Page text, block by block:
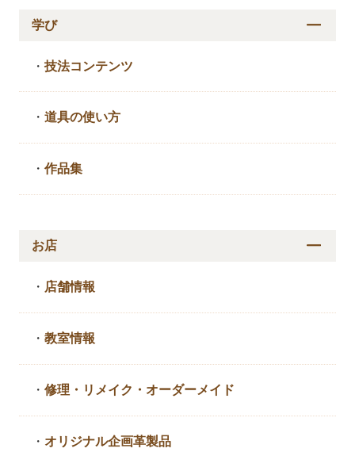
学び
・技法コンテンツ
・道具の使い方
・作品集
お店
・ 店舗情報
・教室情報
・修理・リメイク・ オーダーメイド
・ オリジナル企画革製品